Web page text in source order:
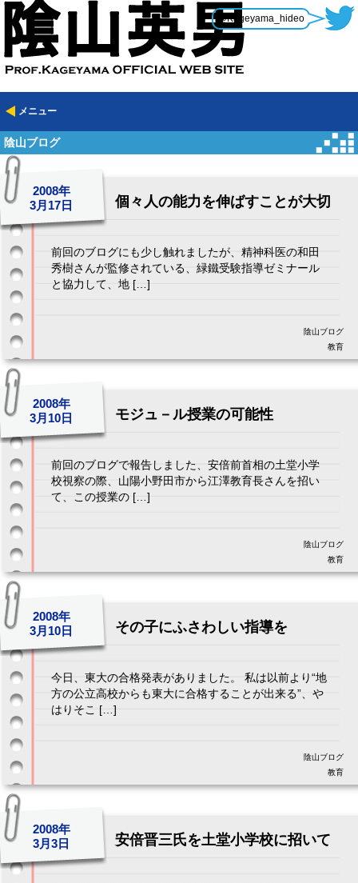
@Kageyama_hideo
メニュー
陰山ブログ
個々人の能力を伸ばすことが大切
2008年
3月17日
前回のブログにも少し触れましたが、精神科医の和田
秀樹さんが監修されている、緑鐵受験指導ゼミナール
と協力して、地 […]
陰山ブログ
教育
モジュ－ル授業の可能性
2008年
3月10日
前回のブログで報告しました、安倍前首相の土堂小学
校視察の際、山陽小野田市から江澤教育長さんを招い
て、この授業の […]
陰山ブログ
教育
その子にふさわしい指導を
2008年
3月10日
今日、東大の合格発表がありました。 私は以前より“地
方の公立高校からも東大に合格することが出来る”、や
はりそこ […]
陰山ブログ
教育
安倍晋三氏を土堂小学校に招いて
2008年
3月3日